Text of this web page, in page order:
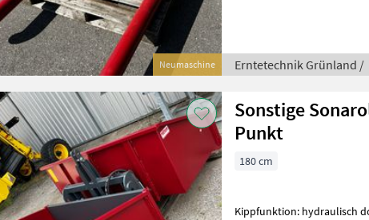
Neumaschine Erntetechnik Grünland /
Sonstige
Punkt
180 cm
Kippfunktion: hydraulisch